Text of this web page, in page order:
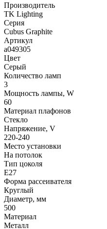
Производитель
TK Lighting
Серия
Cubus Graphite
Артикул
a049305
Цвет
Серый
Количество ламп
3
Мощность лампы, W
60
Материал плафонов
Стекло
Напряжение, V
220-240
Место установки
На потолок
Тип цоколя
E27
Форма рассеивателя
Круглый
Диаметр, мм
500
Материал
Металл